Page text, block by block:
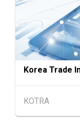
SEP
一带
9
SEP
香港
[数码
能体自
21/9
新加坡
Korea Trade
KOTRA